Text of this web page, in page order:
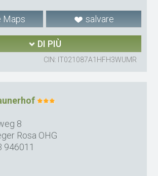
Maps salvare
DI PIÙ
CIN: IT021087A1HFH3WUMR
8
Rosa OHG
946011